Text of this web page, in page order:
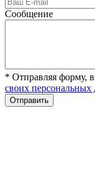
Сообщение
* Отправляя форму,
своих